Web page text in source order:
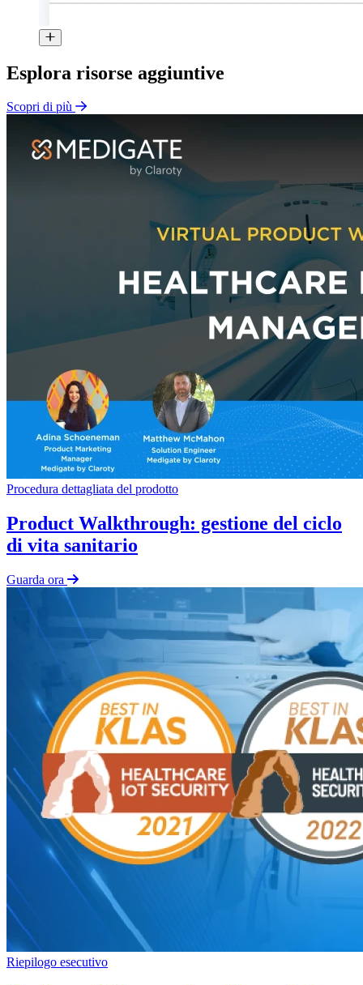
Esplora risorse aggiuntive
Scopri di più
Procedura dettagliata del prodotto
Product Walkthrough: gestione del ciclo
di vita sanitario
Guarda ora
Riepilogo esecutivo